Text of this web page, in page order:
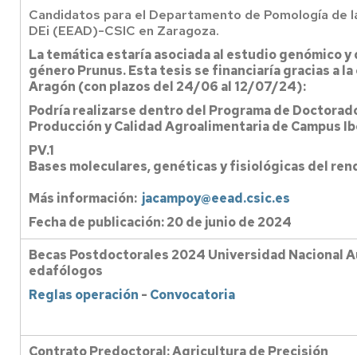
Candidatos para el Departamento de Pomología de
DEi (EEAD)-CSIC en Zaragoza.
La temática estaría asociada al estudio genómico
género Prunus. Esta tesis se financiaría gracias a
Aragón (con plazos del 24/06 al 12/07/24):
Podría realizarse dentro del Programa de
Producción y Calidad Agroalimentaria de Campus
PV.1
Bases moleculares, genéticas y fisiológicas del
Más información: jacampoy@eead.csic.es
Fecha de publicación: 20 de junio de 2024
Becas Postdoctorales 2024 Universidad Nacional
edafólogos
Reglas operación - Convocatoria
Contrato Predoctoral: Agricultura de Precisión